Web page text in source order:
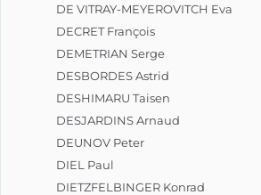
DE VITRAY-MEYEROVITCH Eva
DECRET François
DEMETRIAN Serge
DESBORDES Astrid
DESHIMARU Taisen
DESJARDINS Arnaud
DEUNOV Peter
DIEL Paul
DIETZFELBINGER Konrad